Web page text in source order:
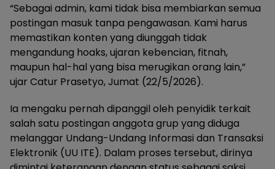
“Sebagai admin, kami tidak bisa membiarkan semua
postingan masuk tanpa pengawasan. Kami harus
memastikan konten yang diunggah tidak
mengandung hoaks, ujaran kebencian, fitnah,
maupun hal-hal yang bisa merugikan orang lain,”
ujar Catur Prasetyo, Jumat (22/5/2026).
Ia mengaku pernah dipanggil oleh penyidik terkait
salah satu postingan anggota grup yang diduga
melanggar Undang-Undang Informasi dan Transaksi
Elektronik (UU ITE). Dalam proses tersebut, dirinya